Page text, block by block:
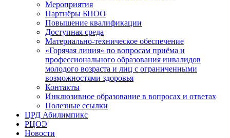
Мероприятия
Партнёры БПОО
Повышение квалификации
Доступная среда
Материально-техническое обеспечение
«Горячая линия» по вопросам приёма и
профессионального образования инвалидов
молодого возраста и лиц с ограниченными
возможностями здоровья
Контакты
Инклюзивное образование в вопросах и ответах
Полезные ссылки
ЦРД Абилимпикс
РЦОЭ
Новости